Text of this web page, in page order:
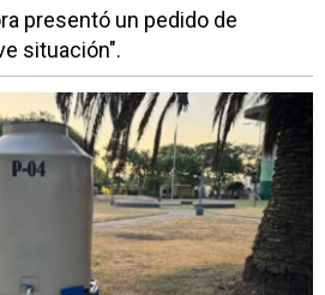
presentó un pedido de
situación".